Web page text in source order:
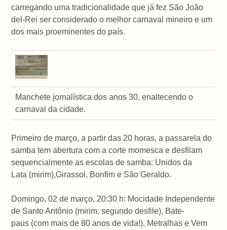
carregando uma tradicionalidade que já fez São João
del-Rei ser considerado o melhor carnaval mineiro e um
dos mais proeminentes do país.
Manchete jornalística dos anos 30, enaltecendo o
carnaval da cidade.
Primeiro de março, a partir das 20 horas, a passarela do
samba tem abertura com a corte momesca e desfilam
sequencialmente as escolas de samba: Unidos da
Lata (mirim),Girassol, Bonfim e São Geraldo.
Domingo, 02 de março, 20:30 h: Mocidade Independente
de Santo Antônio (mirim, segundo desfile), Bate-
paus (com mais de 80 anos de vida!), Metralhas e Vem